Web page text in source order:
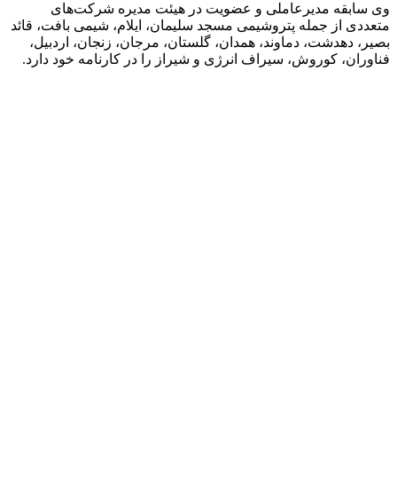
وی سابقه مدیرعاملی و عضویت در هیئت مدیره شرکت‌های
متعددی از جمله پتروشیمی مسجد سلیمان، ایلام، شیمی بافت، قائد
بصیر، دهدشت، دماوند، همدان، گلستان، مرجان، زنجان، اردبیل،
فناوران، کوروش، سیراف انرژی و شیراز را در کارنامه خود دارد.